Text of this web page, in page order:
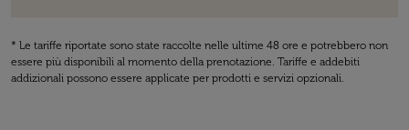
* Le tariffe riportate sono state raccolte nelle ultime 48 ore e potrebbero non
essere più disponibili al momento della prenotazione. Tariffe e addebiti
addizionali possono essere applicate per prodotti e servizi opzionali.